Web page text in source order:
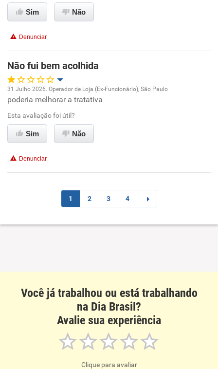
Conciliação com a vida familiar
Recomenda esta empresa
Não recomenda a diretoria
Sim Não
Denunciar
Não fui bem acolhida
Oportunidade de promoção
Ambiente de trabalho
Benefícios
Não recomenda esta empresa
31 Julho 2026. Operador de Loja (Ex-Funcionário), São Paulo
poderia melhorar a tratativa
Esta avaliação foi útil?
Sim Não
Denunciar
1 2 3 4
Você já trabalhou ou está trabalhando
na Dia Brasil?
Avalie sua experiência
Clique para avaliar